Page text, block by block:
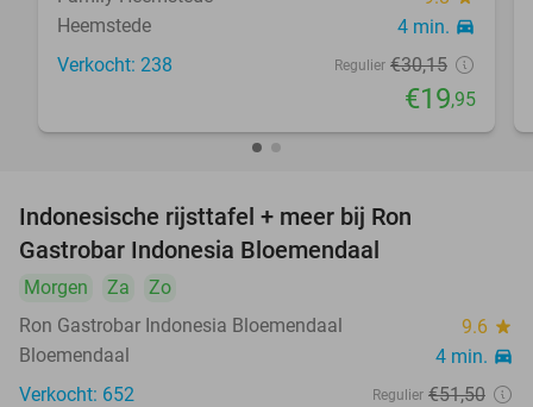
Heemstede 4 min. directions_car
Verkocht: 238 Regulier €30,15
€19,95
Indonesische rijsttafel + meer bij Ron
Gastrobar Indonesia Bloemendaal
Morgen Za
Zo
Ron Gastrobar Indonesia Bloemendaal
9.6 star
Bloemendaal 4 min. directions_car
Verkocht: 652 Regulier €51,50